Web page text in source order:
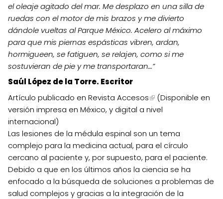
el oleaje agitado del mar. Me desplazo en una silla de
ruedas con el motor de mis brazos y me divierto
dándole vueltas al Parque México. Acelero al máximo
para que mis piernas espásticas vibren, ardan,
hormigueen, se fatiguen, se relajen, como si me
sostuvieran de pie y me transportaran…”
Saúl López de la Torre. Escritor
Artículo publicado en Revista Accesos
(Disponible en
versión impresa en México, y digital a nivel
internacional)
Las lesiones de la médula espinal son un tema
complejo para la medicina actual, para el círculo
cercano al paciente y, por supuesto, para el paciente.
Debido a que en los últimos años la ciencia se ha
enfocado a la búsqueda de soluciones a problemas de
salud complejos y gracias a la integración de la